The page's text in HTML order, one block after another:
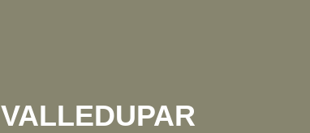
VALLEDUPAR